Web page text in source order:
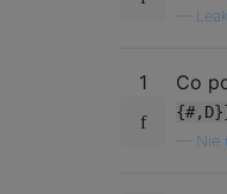
1 Co
Nie